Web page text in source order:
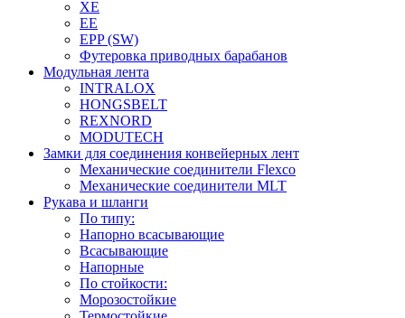
XE
EE
EPP (SW)
Футеровка приводных барабанов
Модульная лента
INTRALOX
HONGSBELT
REXNORD
MODUTECH
Замки для соединения конвейерных лент
Механические соединители Flexco
Механические соединители MLT
Рукава и шланги
По типу:
Напорно всасывающие
Всасывающие
Напорные
По стойкости:
Морозостойкие